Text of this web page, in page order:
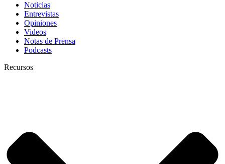
Noticias
Entrevistas
Opiniones
Videos
Notas de Prensa
Podcasts
Recursos